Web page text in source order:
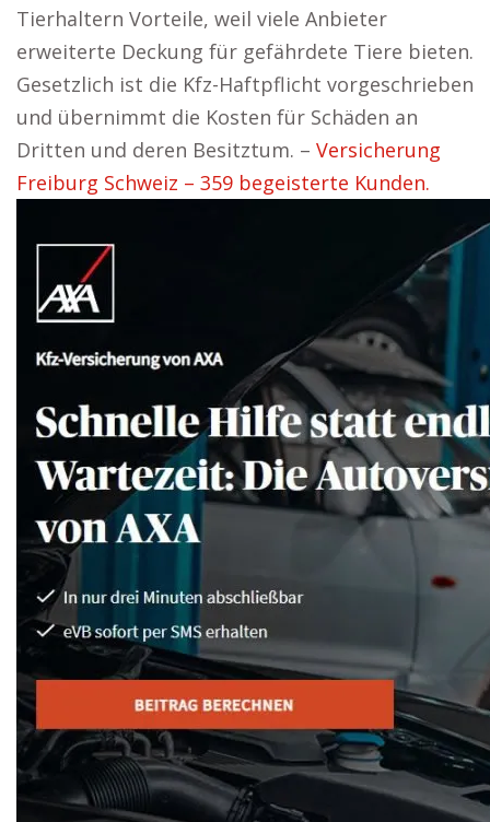
Tierhaltern Vorteile, weil viele Anbieter
erweiterte Deckung für gefährdete Tiere bieten.
Gesetzlich ist die Kfz-Haftpflicht vorgeschrieben
und übernimmt die Kosten für Schäden an
Dritten und deren Besitztum. – Versicherung
Freiburg Schweiz – 359 begeisterte Kunden.